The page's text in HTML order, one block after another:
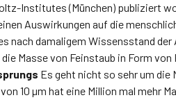
Institutes (München) publiziert
Auswirkungen auf die
nach damaligem Wissensstand
Masse von Feinstaub in Form von
Es geht nicht so sehr um die
10 µm hat eine Million mal mehr